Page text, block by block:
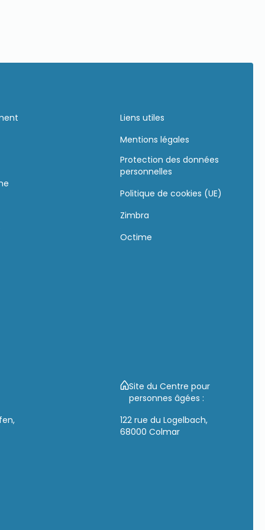
Liens utiles
Mentions légales
Protection des données
personnelles
Politique de cookies (UE)
Zimbra
Octime
Site du Centre pour
personnes âgées :
122 rue du Logelbach,
68000 Colmar